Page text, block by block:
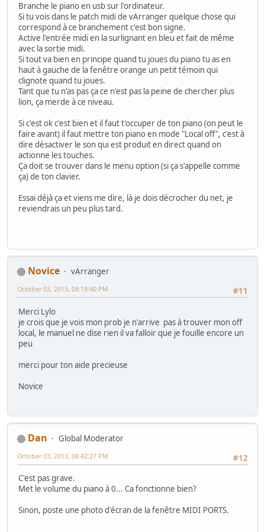
Branche le piano en usb sur l'ordinateur.
Si tu vois dans le patch midi de vArranger quelque chose qui
correspond à ce branchement c'est bon signe.
Active l'entrée midi en la surlignant en bleu et fait de même
avec la sortie midi.
Si tout va bien en principe quand tu joues du piano tu as en
haut à gauche de la fenêtre orange un petit témoin qui
clignote quand tu joues.
Tant que tu n'as pas ça ce n'est pas la peine de chercher plus
lion, ça merde à ce niveau.
Si c'est ok c'est bien et il faut t'occuper de ton piano (on peut le
faire avant) il faut mettre ton piano en mode "Local off", c'est à
dire désactiver le son qui est produit en direct quand on
actionne les touches.
Ça doit se trouver dans le menu option (si ça s'appelle comme
ça) de ton clavier.
Essai déjà ça et viens me dire, là je dois décrocher du net, je
reviendrais un peu plus tard.
Novice
vArranger
#11
October 03, 2013, 08:19:40 PM
Merci Lylo
je crois que je vois mon prob je n'arrive pas à trouver mon off
local, le manuel ne dise rien il va falloir que je fouille encore un
peu
merci pour ton aide precieuse
Novice
Dan
Global Moderator
#12
October 03, 2013, 08:42:27 PM
C'est pas grave.
Met le volume du piano à 0... Ca fonctionne bien?
Sinon, poste une photo d'écran de la fenêtre MIDI PORTS.